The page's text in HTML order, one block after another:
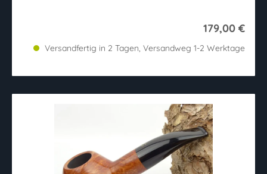
179,00 €
Versandfertig in 2 Tagen, Versandweg 1-2 Werktage